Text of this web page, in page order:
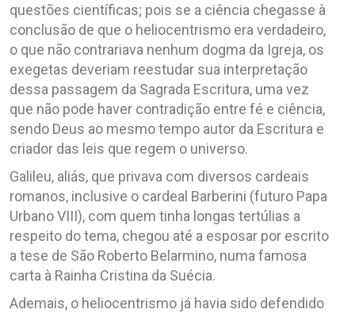
questões científicas; pois se a ciência chegasse à
conclusão de que o heliocentrismo era verdadeiro,
o que não contrariava nenhum dogma da Igreja, os
exegetas deveriam reestudar sua interpretação
dessa passagem da Sagrada Escritura, uma vez
que não pode haver contradição entre fé e ciência,
sendo Deus ao mesmo tempo autor da Escritura e
criador das leis que regem o universo.
Galileu, aliás, que privava com diversos cardeais
romanos, inclusive o cardeal Barberini (futuro Papa
Urbano VIII), com quem tinha longas tertúlias a
respeito do tema, chegou até a esposar por escrito
a tese de São Roberto Belarmino, numa famosa
carta à Rainha Cristina da Suécia.
Ademais, o heliocentrismo já havia sido defendido